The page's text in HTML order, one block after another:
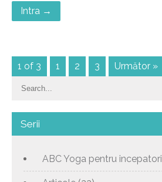
Intra →
1 of 3 1 2 3 Următor »
Serii
ABC Yoga pentru incepatori